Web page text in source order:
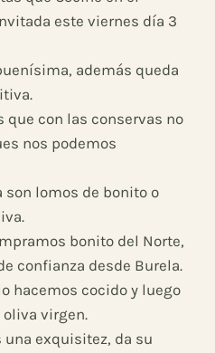
este viernes día 3
además queda
que con las conservas no
nos podemos
son lomos de bonito o
bonito del Norte,
confianza desde Burela.
hacemos cocido y luego
virgen.
una exquisitez, da su